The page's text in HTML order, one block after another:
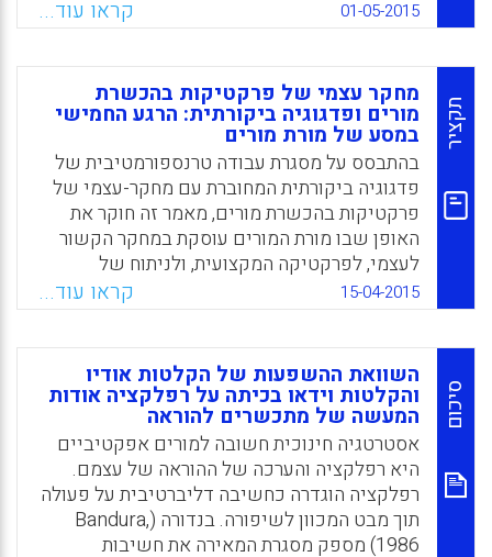
בלבד של הסטודנטים להוראה (כיצד הם מבצעים
רפלקציה), אלא גם לתוכן החשיבה שלהם (לגבי
מה הם מבצעים רפלקציה), למטרות החשיבה
שלהם (מדוע הם מבצעים רפלקציה), ולאופן שבו
החשיבה שלהם משפיעה על פרקטיקת ההוראה
שלהם בכיתה (איזו למידה טרנספורמטיבית הם
חווים). המאמר מציג השלכות הן עבור הכשרת
המורים והן עבור מחקר המורים (Liu, Katrina,
2015).
WhatsApp
Facebook
Email
X
01-05-2015 קראו עוד...
תקציר
מחקר עצמי של פרקטיקות בהכשרת
מורים ופדגוגיה ביקורתית: הרגע החמישי
במסע של מורת מורים
בהתבסס על מסגרת עבודה טרנספורמטיבית של
פדגוגיה ביקורתית המחוברת עם מחקר-עצמי של
פרקטיקות בהכשרת מורים, מאמר זה חוקר את
האופן שבו מורת המורים עוסקת במחקר הקשור
לעצמי, לפרקטיקה המקצועית, ולניתוח של
המתחים המקיפים את הדיכוי ואת השונות
(Ragoonaden, Karen, 2015).
WhatsApp
Facebook
Email
X
15-04-2015 קראו עוד...
סיכום
השוואת ההשפעות של הקלטות אודיו
והקלטות וידאו בכיתה על רפלקציה אודות
המעשה של מתכשרים להוראה
אסטרטגיה חינוכית חשובה למורים אפקטיביים
היא רפלקציה והערכה של ההוראה של עצמם.
רפלקציה הוגדרה כחשיבה דליברטיבית על פעולה
תוך מבט המכוון לשיפורה. בנדורה (Bandura,
1986) מספק מסגרת המאירה את חשיבות